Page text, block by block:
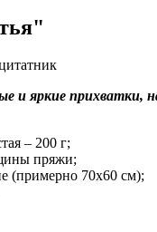
и яркие
– 200 г;
пряжи;
(примерно 70х60 см);